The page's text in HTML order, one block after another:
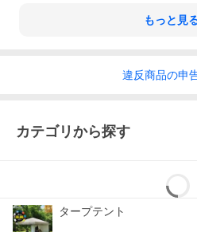
もっと見
違反商品の申
カテゴリから探す
タープテント